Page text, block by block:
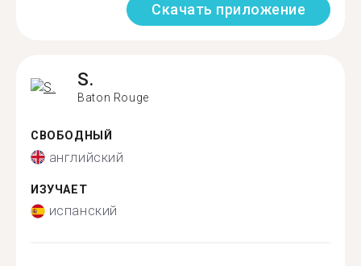
Скачать приложение
S.
Baton Rouge
СВОБОДНЫЙ
английский
ИЗУЧАЕТ
испанский